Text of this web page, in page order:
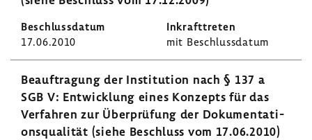
17.06.2010 mit Beschluss­datum
Beauf­tra­gung der Insti­tu­tion nach § 137 a
SGB V: Entwick­lung eines Konzepts für das
Verfahren zur Über­prü­fung der Doku­men­ta­ti­
ons­qua­lität (siehe Beschluss vom 17.06.2010)